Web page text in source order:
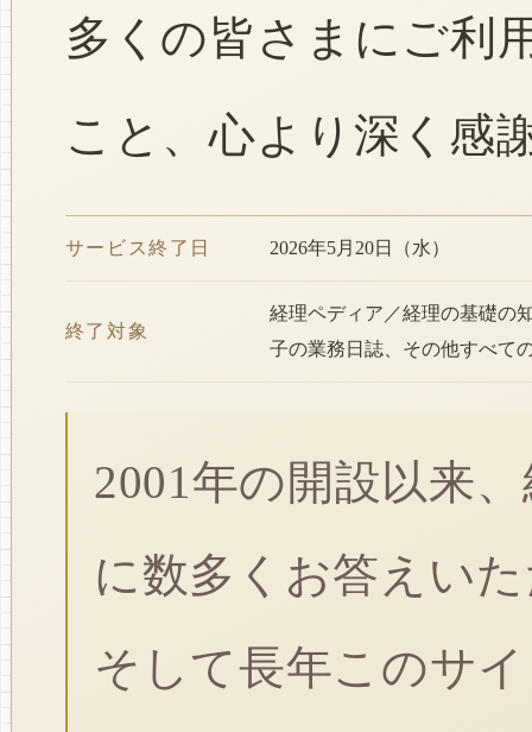
多くの皆さまにご利
こと、心より深く感
サービス終了日 2026年5月20日（水）
終了対象
経理ペディア／経理の基礎の
子の業務日誌、その他すべて
2001年の開設以来
に数多くお答えい
そして長年このサ